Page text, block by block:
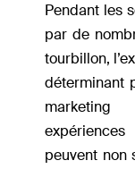
Pendant les
par de
tourbillon,
déterminant
peuvent non